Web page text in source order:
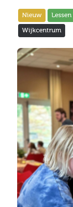
Nieuw
Wijkcentrum